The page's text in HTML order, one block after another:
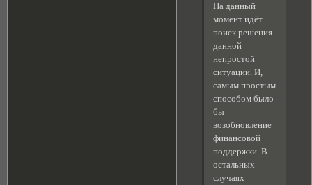
На данный
момент идёт
поиск решения
данной
непростой
ситуации. И,
самым простым
способом было
бы
возобновление
финансовой
поддержки. В
остальных
случаях